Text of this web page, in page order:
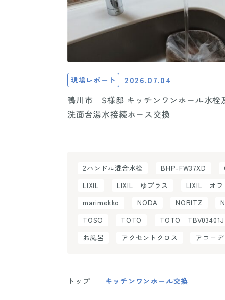
現場レポート 2026.07.04
鴨川市 S様邸 キッチンワンホール水栓及び
洗面台湯水接続ホース交換
2ハンドル混合水栓 BHP-FW37XD
LIXIL
LIXIL ゆプラス LIXIL オフ
marimekko
NODA NORITZ
TOSO
TOTO TOTO TBV03401J
お風呂
アクセントクロス アコー
トップ キッチンワンホール交換